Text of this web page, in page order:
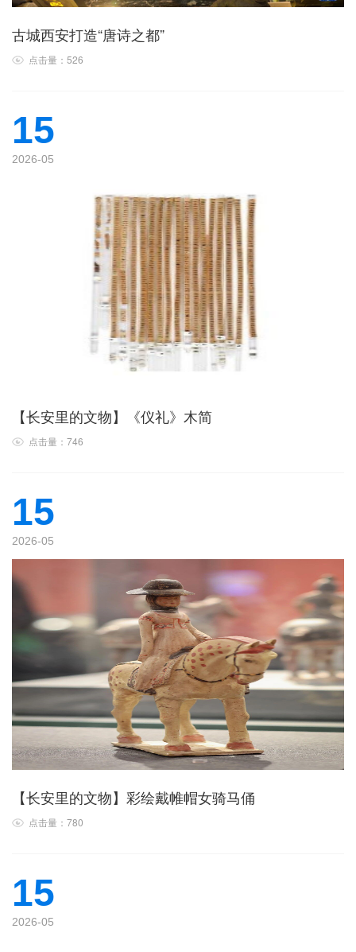
古城西安打造“唐诗之都”
点击量：526
15
2026-05
【长安里的文物】《仪礼》木简
点击量：746
15
2026-05
【长安里的文物】彩绘戴帷帽女骑马俑
点击量：780
15
2026-05